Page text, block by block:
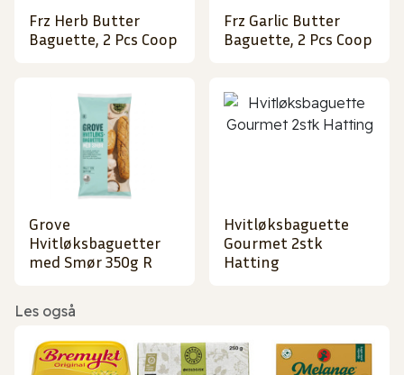
Frz Herb Butter
Baguette, 2 Pcs Coop
Frz Garlic Butter
Baguette, 2 Pcs Coop
Grove
Hvitløksbaguetter
med Smør 350g R
Hvitløksbaguette
Gourmet 2stk
Hatting
Les også